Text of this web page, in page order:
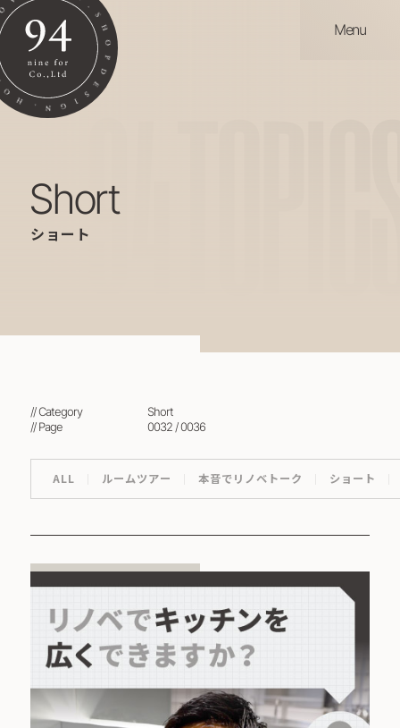
Menu
94
short
ショート
// Category
short
// Page
0032 / 0036
ALL ルームツアー 本音でリノベトーク ショート